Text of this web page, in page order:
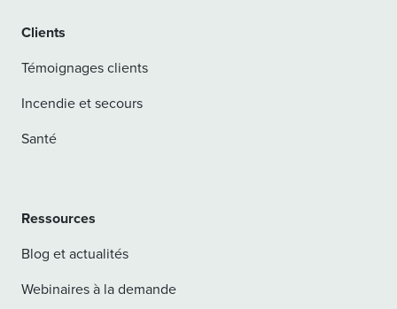
Clients
Témoignages clients
Incendie et secours
Santé
Ressources
Blog et actualités
Webinaires à la demande